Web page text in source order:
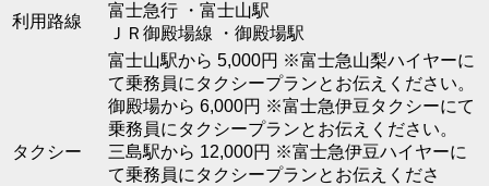
利用路線
富士急行 ・富士山駅
ＪＲ御殿場線 ・御殿場駅
タクシー
富士山駅から 5,000円 ※富士急山梨ハイヤーに
て乗務員にタクシープランとお伝えください。
御殿場から 6,000円 ※富士急伊豆タクシーにて
乗務員にタクシープランとお伝えください。
三島駅から 12,000円 ※富士急伊豆ハイヤーに
て乗務員にタクシープランとお伝えくださ